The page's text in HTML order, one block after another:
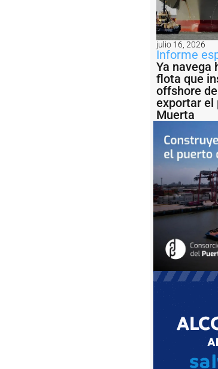
julio 16, 2026
Informe
Ya navega
flota que
offshore
exportar el
Muerta